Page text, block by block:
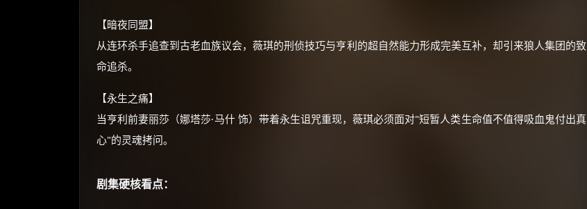
【暗夜同盟】
从连环杀手追查到古老血族议会，薇琪的刑侦技巧与亨利的超自然能力形成完美互补，却引来狼人集团的致
命追杀。
【永生之痛】
当亨利前妻丽莎（娜塔莎·马什 饰）带着永生诅咒重现，薇琪必须面对"短暂人类生命值不值得吸血鬼付出真
心"的灵魂拷问。
剧集硬核看点：
☕